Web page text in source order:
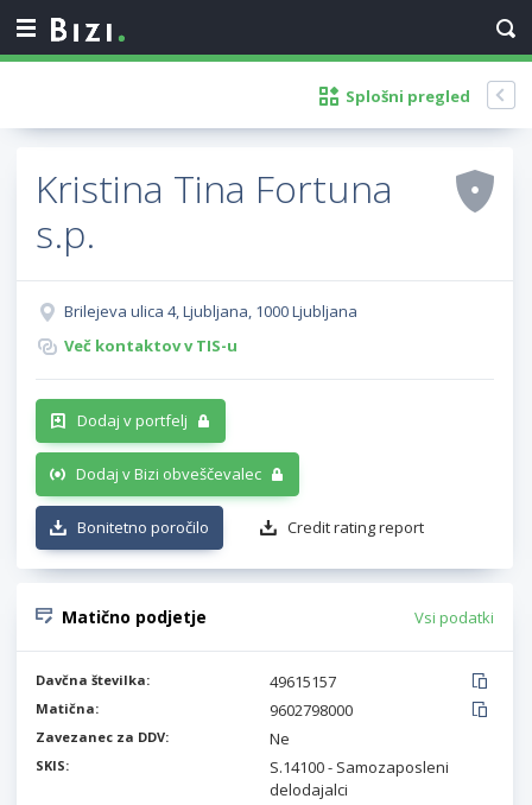
Splošni pregled
Kristina Tina Fortuna
s.p.
Brilejeva ulica 4, Ljubljana, 1000 Ljubljana
Več kontaktov v TIS-u
Dodaj v portfelj
Dodaj v Bizi obveščevalec
Bonitetno poročilo Credit rating report
Matično podjetje Vsi podatki
Davčna številka: 49615157
Matična: 9602798000
Zavezanec za DDV: Ne
SKIS:
S.14100 - Samozaposleni
delodajalci